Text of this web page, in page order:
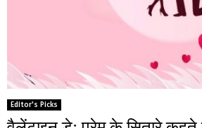
Editor's Picks